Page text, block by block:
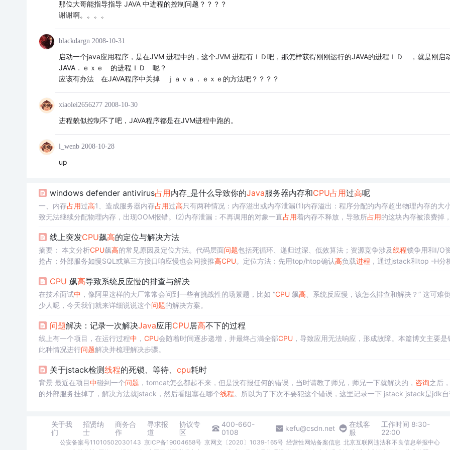
那位大哥能指导指导 JAVA 中进程的控制问题？？？？
谢谢啊。。。。
blackdargn 2008-10-31
启动一个java应用程序，是在JVM 进程中的，这个JVM 进程有ＩＤ吧，那怎样获得刚刚运行的JAVA的进程ＩＤ ，就是刚启
JAVA．ｅｘｅ 的进程ＩＤ 呢？
应该有办法 在JAVA程序中关掉 ｊａｖａ．ｅｘｅ的方法吧？？？？
xiaolei2656277 2008-10-30
进程貌似控制不了吧，JAVA程序都是在JVM进程中跑的。
l_wenb 2008-10-28
up
windows defender antivirus占用内存_是什么导致你的Java服务器内存和CPU占用过高呢
一、内存占用过高1、造成服务器内存占用过高只有两种情况：内存溢出或内存泄漏(1)内存溢出：程序分配的内存超出物理内存的大
致无法继续分配物理内存，出现OOM报错。(2)内存泄漏：不再调用的对象一直占用着内存不释放，导致所占用的这块内存被浪费掉
部署在Lin...
线上突发CPU飙高的定位与解决方法
摘要： 本文分析CPU飙高的常见原因及定位方法。代码层面问题包括死循环、递归过深、低效算法；资源竞争涉及线程锁争用和I/O
抢占；外部服务如慢SQL或第三方接口响应慢也会间接推高CPU。定位方法：先用top/htop确认高负载进程 ，通过jstack和top -H分
查CPU性能瓶颈。 关键词：CPU飙高、线程转储、死循环、锁竞争、GC日志
CPU 飙高导致系统反应慢的排查与解决
在技术面试中 ，像阿里这样的大厂常常会问到一些有挑战性的场景题，比如 “CPU飙高 、系统反应慢，该怎么排查和解决？” 这可难
少人呢，今天我们就来详细说说这个问题的解决方案。
问题解决：记录一次解决Java应用CPU居高不下的过程
线上有一个项目，在运行过程中 ， CPU会随着时间逐步递增，并最终占满全部CPU，导致应用无法响应，形成故障。本篇博文主要是
此种情况进行问题解决并梳理解决步骤。
关于jstack检测线程的死锁、等待、 cpu耗时
背景 最近在项目中碰到一个问题 ，tomcat怎么都起不来，但是没有报任何的错误，当时请教了师兄，师兄一下就解决的， 咨询之后
的外部服务挂掉了，解决方法就jstack，然后看阻塞在哪个线程
。所以为了下次不要犯这个错误，这里记录一下 jstack
关于我
们
招贤纳
士
商务合
作
寻求报
道
协议专
区
400-660-
0108
kefu@csdn.net
在线客
服
工作时间 8:30-
22:00
公安备案号11010502030143 京ICP备19004658号 京网文〔2020〕1039-165号 经营性网站备案信息 北京互联网违法和不良信息举报中心